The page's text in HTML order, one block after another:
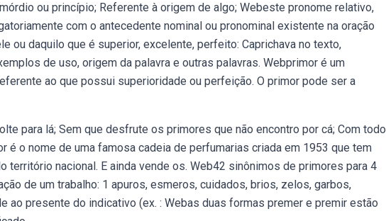
ou princípio; Referente à origem de algo; Webeste pronome relativo,
com o antecedente nominal ou pronominal existente na oração
ou daquilo que é superior, excelente, perfeito: Caprichava no texto,
de uso, origem da palavra e outras palavras. Webprimor é um
ao que possui superioridade ou perfeição. O primor pode ser a
para lá; Sem que desfrute os primores que não encontro por cá; Com todo
é o nome de uma famosa cadeia de perfumarias criada em 1953 que tem
nacional. E ainda vende os. Web42 sinônimos de primores para 4
de um trabalho: 1 apuros, esmeros, cuidados, brios, zelos, garbos,
ao presente do indicativo (ex. : Webas duas formas premer e premir estão